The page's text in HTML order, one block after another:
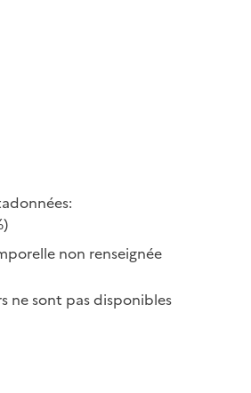
non renseignée
ne sont pas disponibles